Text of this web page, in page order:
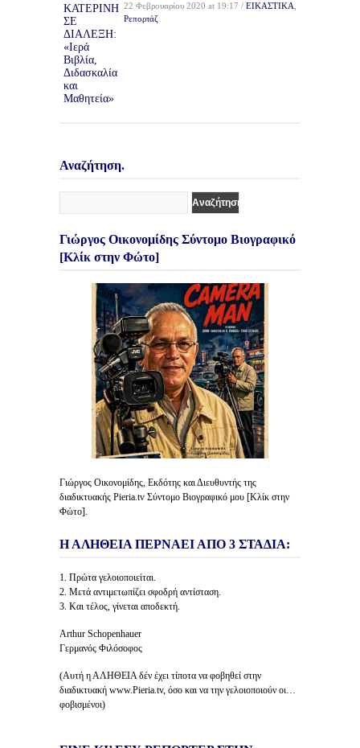
22 Φεβρουαρίου 2020 at 19:17 / ΕΙΚΑΣΤΙΚΑ
Ρεπορτάζ
Αναζήτηση.
Γιώργος Οικονομίδης Σύντομο Βιογραφικό
[Κλίκ στην Φώτο]
Γιώργος Οικονομίδης, Εκδότης και Διευθυντής της
διαδικτυακής Pieria.tv Σύντομο Βιογραφικό μου [Κλίκ στην
Φώτο].
Η ΑΛΗΘΕΙΑ ΠΕΡΝΑΕΙ ΑΠΟ 3 ΣΤΑΔΙΑ:
1. Πρώτα γελοιοποιείται.
2. Μετά αντιμετωπίζει σφοδρή αντίσταση.
3. Και τέλος, γίνεται αποδεκτή.
Arthur Schopenhauer
Γερμανός Φιλόσοφος
(Αυτή η ΑΛΗΘΕΙΑ δέν έχει τίποτα να φοβηθεί στην
διαδικτυακή www.Pieria.tv, όσο και να την γελοιοποιούν οι…
φοβισμένοι)